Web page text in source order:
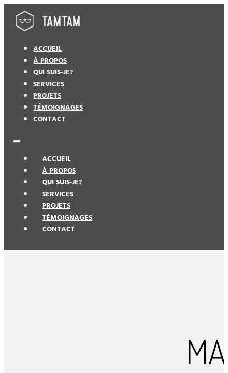
ACCUEIL
À PROPOS
QUI SUIS-JE?
SERVICES
PROJETS
TÉMOIGNAGES
CONTACT
ACCUEIL
À PROPOS
QUI SUIS-JE?
SERVICES
PROJETS
TÉMOIGNAGES
CONTACT